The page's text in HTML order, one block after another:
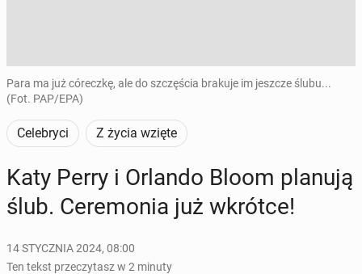
Para ma już córeczkę, ale do szczęścia brakuje im jeszcze ślubu...
(Fot. PAP/EPA)
Celebryci Z życia wzięte
Katy Perry i Orlando Bloom planują
ślub. Ce­re­mo­nia już wkrótce!
14 STYCZNIA 2024, 08:00
Ten tekst przeczytasz w 2 minuty